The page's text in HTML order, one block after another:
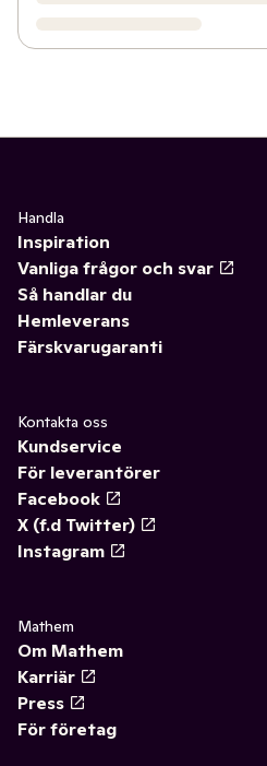
Handla
Inspiration
Vanliga frågor och svar
Så handlar du
Hemleverans
Färskvarugaranti
Kontakta oss
Kundservice
För leverantörer
Facebook
X (f.d Twitter)
Instagram
Mathem
Om Mathem
Karriär
Press
För företag